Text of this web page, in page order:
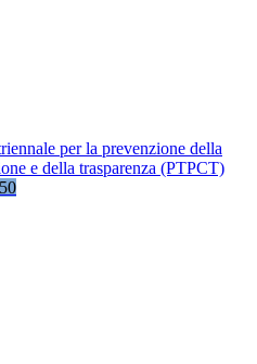
per la prevenzione della
e della trasparenza (PTPCT)
50